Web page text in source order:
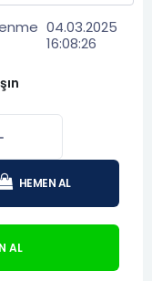
04.03.2025
16:08:26
HEMEN AL
AL